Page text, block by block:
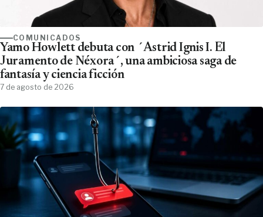
COMUNICADOS
Yamo Howlett debuta con ´Astrid Ignis I. El
Juramento de Néxora´, una ambiciosa saga de
fantasía y ciencia ficción
7 de agosto de 2026